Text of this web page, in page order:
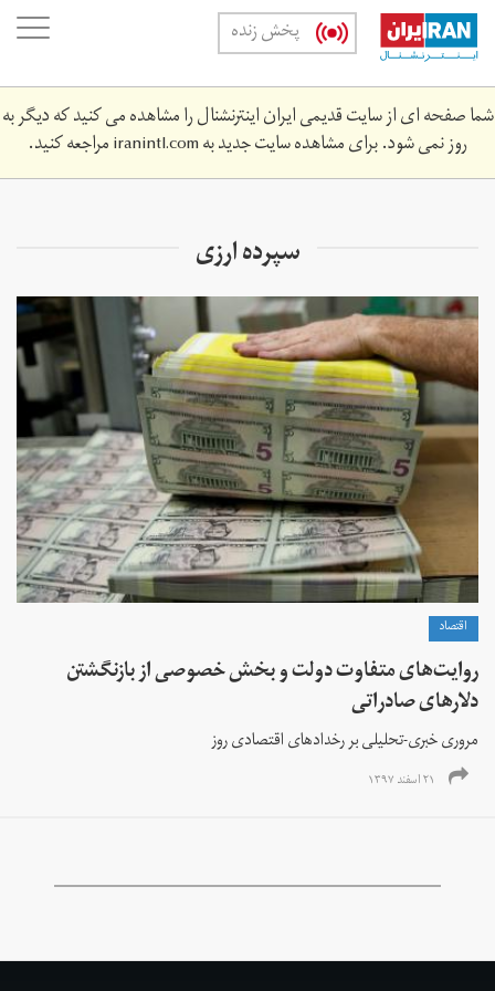
Skip
main
content
پخش زنده
شما صفحه ای از سایت قدیمی ایران اینترنشنال را مشاهده می کنید که دیگر به
روز نمی شود. برای مشاهده سایت جدید بهiranintl.comمراجعه کنید.
سپرده ارزی
اقتصاد
روایت‌های متفاوت دولت و بخش خصوصی از بازنگشتن
دلارهای صادراتی
مروری خبری-تحلیلی بر رخدادهای اقتصادی روز
۲۱ اسفند ۱۳۹۷